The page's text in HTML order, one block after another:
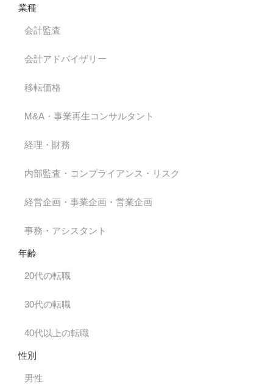
業種
会計監査
会計アドバイザリー
移転価格
M&A・事業再生コンサルタント
経理・財務
内部監査・コンプライアンス・リスク
経営企画・事業企画・営業企画
事務・アシスタント
年齢
20代の転職
30代の転職
40代以上の転職
性別
男性